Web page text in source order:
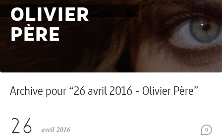
OLIVIER
PÈRE
Archive pour “26 avril 2016 - Olivier Père”
0
avril 2016